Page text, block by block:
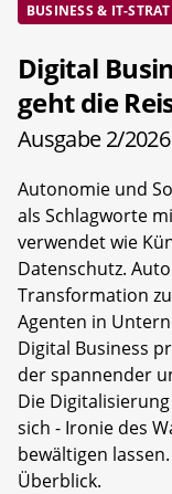
BUSINESS & IT-
Digital
geht die
Ausgabe 2/2026
Autonomie und
als Schlagworte
verwendet wie
Datenschutz.
Transformation
Agenten in
Digital Business
der spannender
Die
sich - Ironie des
bewältigen
Überblick.